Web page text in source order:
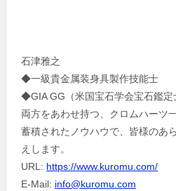
石津雅之
◆一級貴金属装身具製作技能士
◆GIA GG（米国宝石学会宝石鑑定
両方をあわせ持つ、クロムハーツ
蓄積されたノウハウで、皆様のあ
えします。
URL: https://www.kuromu.com/
E-Mail: info@kuromu.com